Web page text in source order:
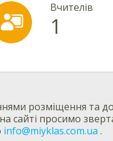
Вчителів
1
розміщення та
сайті просимо
info@miyklas.com.ua .